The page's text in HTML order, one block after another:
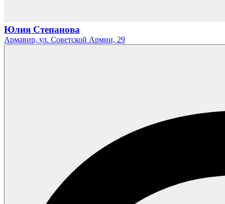
Юлия Степанова
Армавир, ул. Советской Армии, 29